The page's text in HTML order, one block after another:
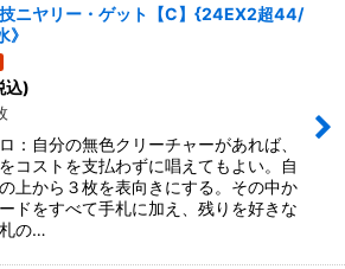
ニヤリー・ゲット【C】{24EX2超44/
》
込)
：自分の無色クリーチャーがあれば、
コストを支払わずに唱えてもよい。自
上から３枚を表向きにする。その中か
ドをすべて手札に加え、残りを好きな
の…